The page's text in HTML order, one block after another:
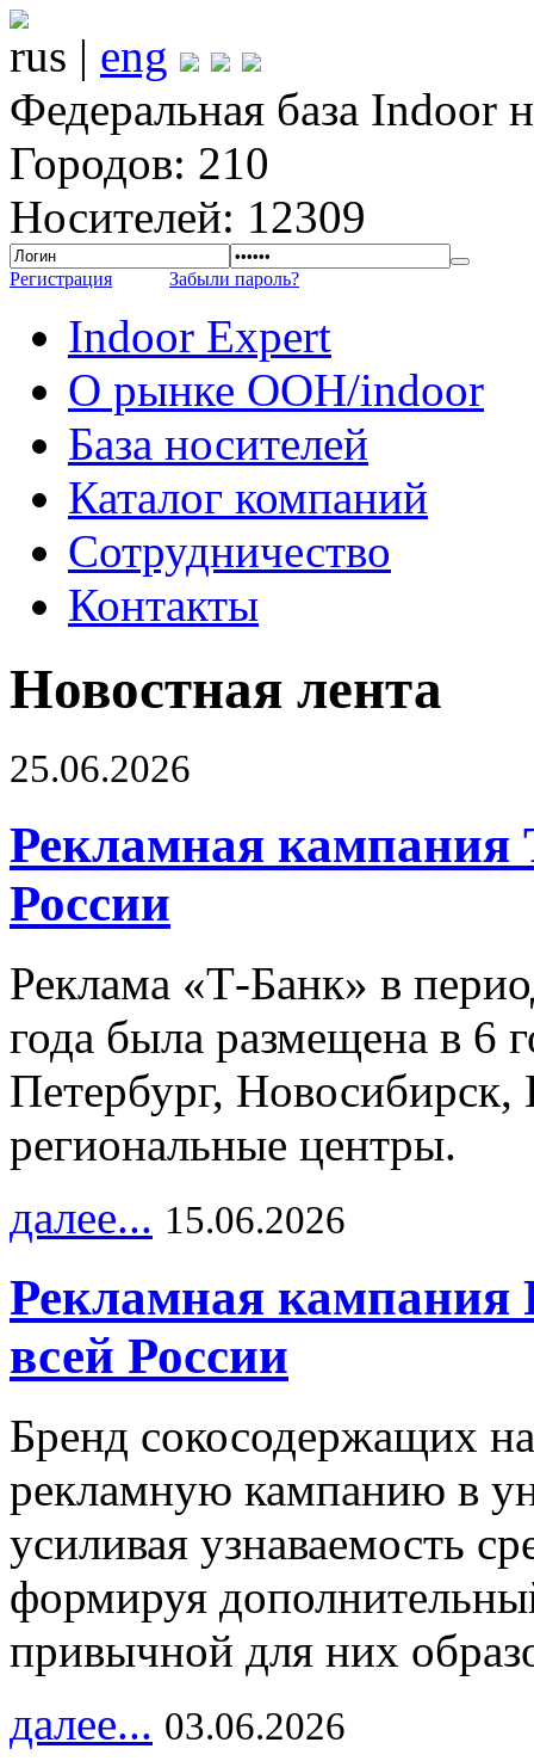
rus | eng
Федеральная база Indoor
Городов: 210
Носителей: 12309
Регистрация Забыли пароль?
Indoor Expert
О рынке OOH/indoor
База носителей
Каталог компаний
Сотрудничество
Контакты
Новостная лента
25.06.2026
Рекламная кампания
России
Реклама «Т-Банк» в
года была размещена в 6
Петербург,
региональные центры.
далее... 15.06.2026
Рекламная
всей России
Бренд сокосодержащих
рекламную кампанию в
усиливая узнаваемость
формируя
привычной для них
далее... 03.06.2026